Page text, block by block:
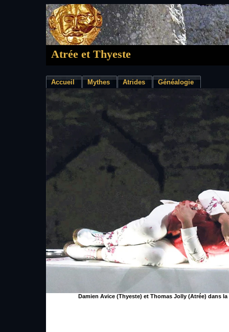
Atrée et Thyeste
Accueil Mythes Atrides Généalogie
Damien Avice (Thyeste) et Thomas Jolly (Atrée) dans